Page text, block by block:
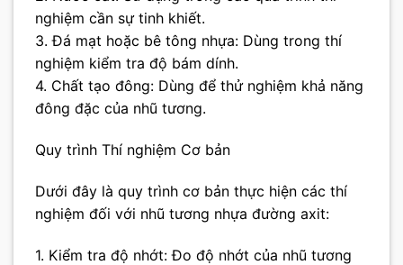
nghiệm cần sự tinh khiết.
3. Đá mạt hoặc bê tông nhựa: Dùng trong thí
nghiệm kiểm tra độ bám dính.
4. Chất tạo đông: Dùng để thử nghiệm khả năng
đông đặc của nhũ tương.
Quy trình Thí nghiệm Cơ bản
Dưới đây là quy trình cơ bản thực hiện các thí
nghiệm đối với nhũ tương nhựa đường axit:
1. Kiểm tra độ nhớt: Đo độ nhớt của nhũ tương